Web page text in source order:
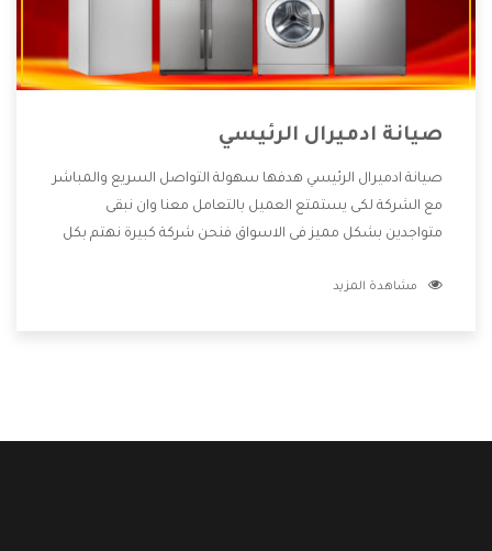
صيانة ادميرال الرئيسي
صيانة ادميرال الرئيسي هدفها سهولة التواصل السريع والمباشر
مع الشركة لكى يستمتع العميل بالتعامل معنا وان نبقى
متواجدين بشكل مميز فى الاسواق فنحن شركة كبيرة نهتم بكل
الشركة بها والتى تكون منها خدمة الصيانة التى تكون من أهم
مشاهدة المزيد